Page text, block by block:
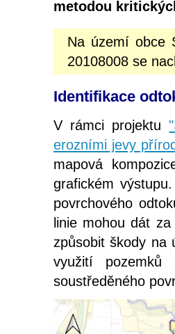
metodou
Na území obce
20108008 se
Identifikace
V rámci projektu
erozními jevy
mapová
grafickém
povrchového
linie mohou dát
způsobit škody na
využití
soustředěného